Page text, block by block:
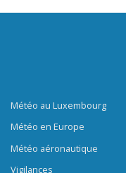
Météo au Luxembourg
Météo en Europe
Météo aéronautique
Vigilances